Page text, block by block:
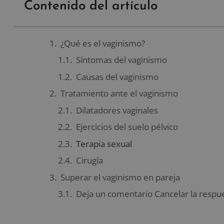
Contenido del artículo
¿Qué es el vaginismo?
Síntomas del vaginismo
Causas del vaginismo
Tratamiento ante el vaginismo
Dilatadores vaginales
Ejercicios del suelo pélvico
Terapia sexual
Cirugía
Superar el vaginismo en pareja
Deja un comentario Cancelar la